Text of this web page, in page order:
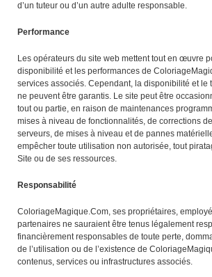
d’un tuteur ou d’un autre adulte responsable.
Performance
Les opérateurs du site web mettent tout en œuvre
disponibilité et les performances de
services associés. Cependant, la disponibilité et le
ne peuvent être garantis. Le site peut être
tout ou partie, en raison de maintenances
mises à niveau de fonctionnalités, de corrections
serveurs, de mises à niveau et de pannes
empêcher toute utilisation non autorisée, tout
Site ou de ses ressources.
Responsabilité
ColoriageMagique.Com, ses propriétaires,
partenaires ne sauraient être tenus légalement
financièrement responsables de toute perte,
de l’utilisation ou de l’existence de
contenus, services ou infrastructures associés.